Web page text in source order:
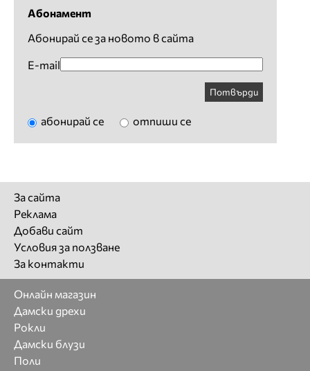
Абонамент
Абонирай се за новото в сайта
E-mail
Потвърди
абонирай се отпиши се
За сайта
Реклама
Добави сайт
Условия за ползване
За контакти
Онлайн магазин
Дамски дрехи
Рокли
Дамски блузи
Поли